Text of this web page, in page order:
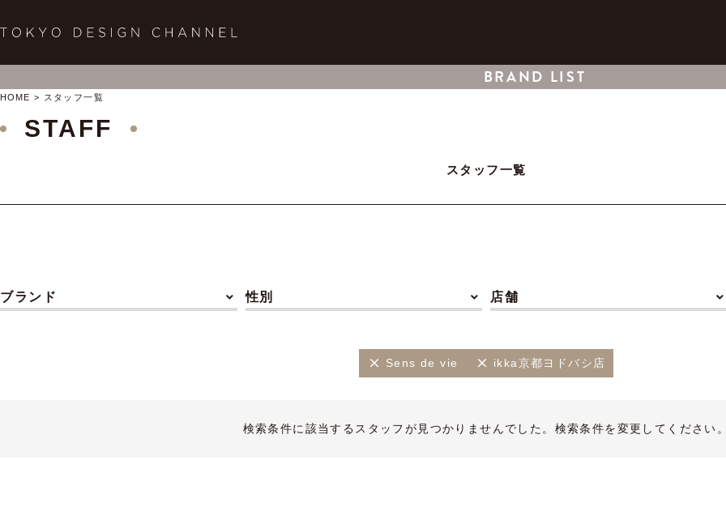
BRAND LIST
HOME スタッフ一覧
STAFF
スタッフ一覧
ブランド 性別 店舗
Sens de vie ikka京都ヨドバシ店
検索条件に該当するスタッフが見つかりませんでした。検索条件を変更してください